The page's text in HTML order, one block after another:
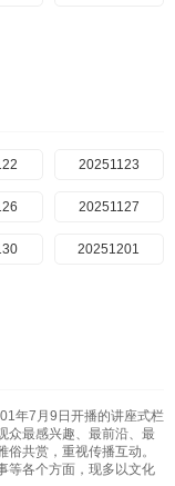
20260310
20260314
20260318
20260407
20260413
20260207
20260211
20260215
20260303
20260307
20251123
20251127
20251201
年7月9日开播的讲座式栏
众最感兴趣、最前沿、最
共赏，重视传播互动。
等各个方面，现多以文化